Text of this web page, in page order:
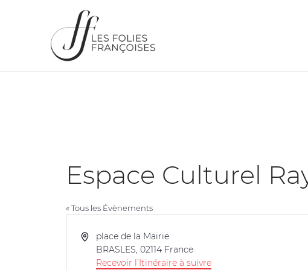
Espace Culturel
« Tous les Évènements
Adresseplace de la Mairie
BRASLES, 02114 France
Recevoir l’Itinéraire à suivre